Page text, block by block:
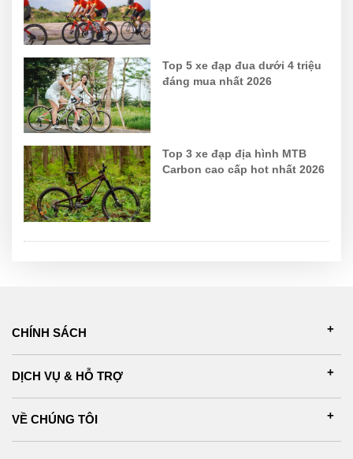
Top 5 xe đạp đua dưới 4 triệu
đáng mua nhất 2026
Top 3 xe đạp địa hình MTB
Carbon cao cấp hot nhất 2026
CHÍNH SÁCH
DỊCH VỤ & HỖ TRỢ
VỀ CHÚNG TÔI